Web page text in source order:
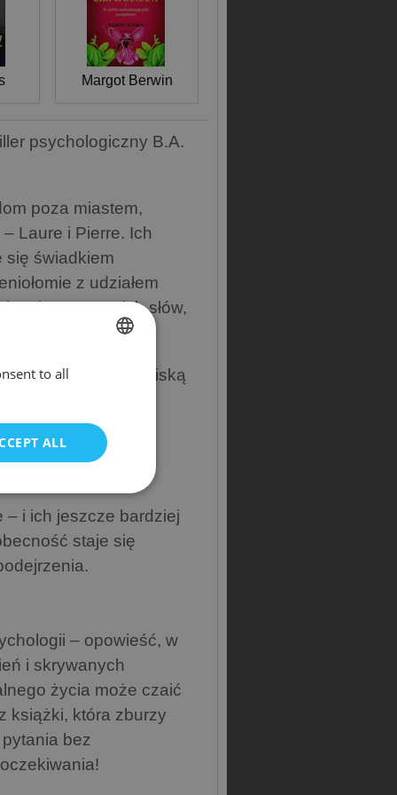
Margot Berwin
psychologiczny B.A.
poza miastem,
Laure i Pierre. Ich
się świadkiem
z udziałem
jego ostatnich słów,
kobieta będąca bliską
wpada w wir
każdy jej ruch,
– i ich jeszcze bardziej
staje się
.
– opowieść, w
i skrywanych
życia może czaić
książki, która zburzy
bez
to all
ALL